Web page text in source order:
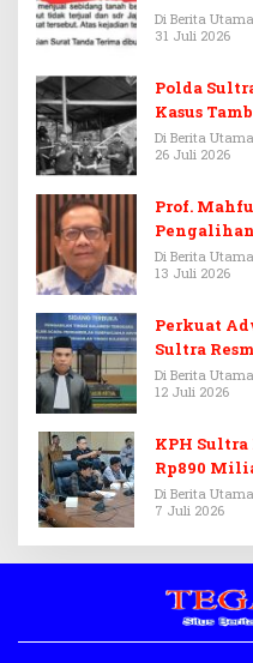
Di Berita
31 Juli 2026
Polda
Kasus
Di Berita
26 Juli 2026
Prof.
Febrie
Di Berita
13 Juli 2026
Perkuat
Sultra
PERADI
Di Berita
12 Juli 2026
KPH
Rp890
Di Berita
7 Juli 2026